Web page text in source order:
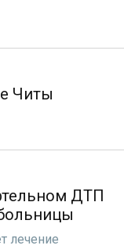
Читы
ДТП
лечение